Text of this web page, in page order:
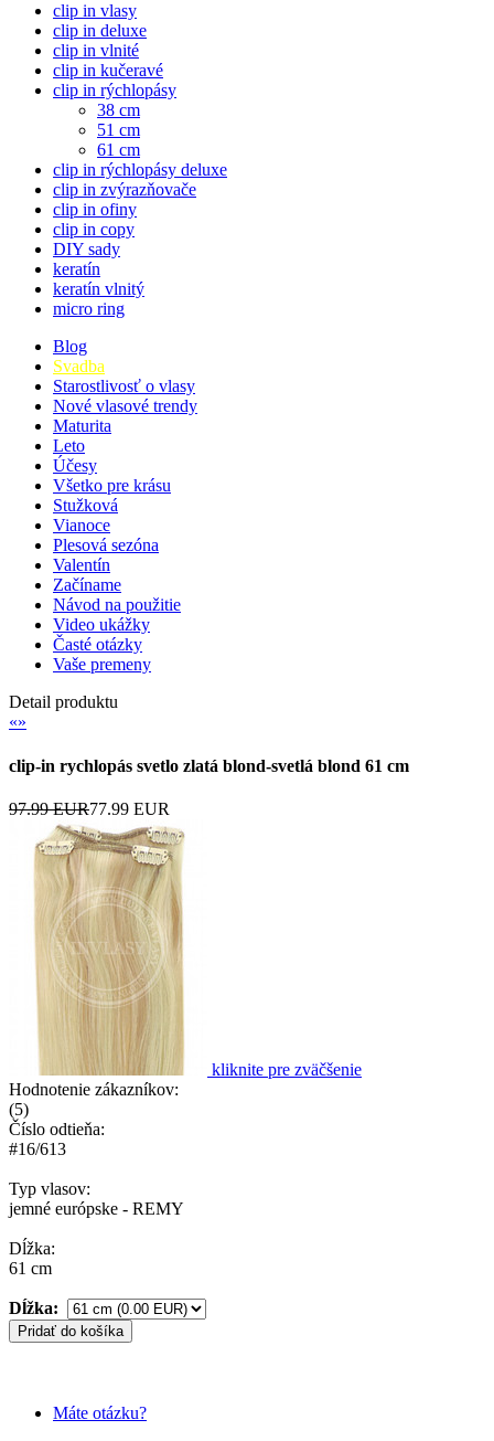
clip in vlasy
clip in deluxe
clip in vlnité
clip in kučeravé
clip in rýchlopásy
38 cm
51 cm
61 cm
clip in rýchlopásy deluxe
clip in zvýrazňovače
clip in ofiny
clip in copy
DIY sady
keratín
keratín vlnitý
micro ring
Blog
Svadba
Starostlivosť o vlasy
Nové vlasové trendy
Maturita
Leto
Účesy
Všetko pre krásu
Stužková
Vianoce
Plesová sezóna
Valentín
Začíname
Návod na použitie
Video ukážky
Časté otázky
Vaše premeny
Detail produktu
«»
clip-in rychlopás svetlo zlatá blond-svetlá blond 61 cm
97.99 EUR77.99 EUR
kliknite pre zväčšenie
Hodnotenie zákazníkov:
(5)
Číslo odtieňa:
#16/613
Typ vlasov:
jemné európske - REMY
Dĺžka:
61 cm
Dĺžka:
Pridať do košíka
Máte otázku?